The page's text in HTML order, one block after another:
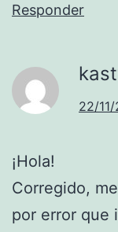
Responder
22/
¡Hola!
Corregido,
por error que